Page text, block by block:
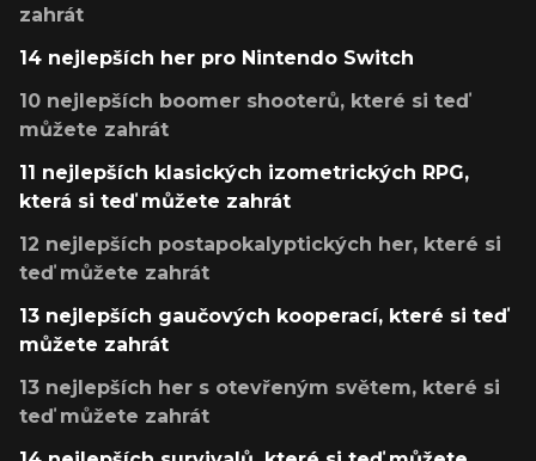
zahrát
14 nejlepších her pro Nintendo Switch
10 nejlepších boomer shooterů, které si teď
můžete zahrát
11 nejlepších klasických izometrických RPG,
která si teď můžete zahrát
12 nejlepších postapokalyptických her, které si
teď můžete zahrát
13 nejlepších gaučových kooperací, které si teď
můžete zahrát
13 nejlepších her s otevřeným světem, které si
teď můžete zahrát